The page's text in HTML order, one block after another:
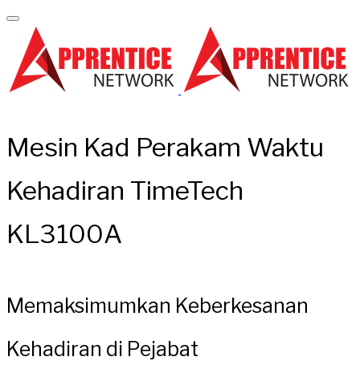
Mesin Kad Perakam Waktu
Kehadiran TimeTech
KL3100A
Memaksimumkan Keberkesanan
Kehadiran di Pejabat